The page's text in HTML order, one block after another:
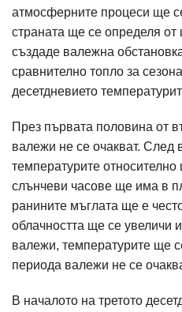
атмосферните процеси ще
страната ще се определя
създаде валежна
сравнително топло за
десетдневието
През първата половина от
валежи не се очакват.
температурите
слънчеви часове ще има в
ранините мъглата ще е
облачността ще се увеличи
валежи, температурите ще
периода валежи не се
В началото на третото